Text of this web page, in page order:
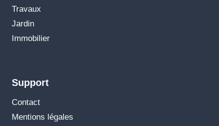
Travaux
Jardin
Immobilier
Support
Contact
Mentions légales